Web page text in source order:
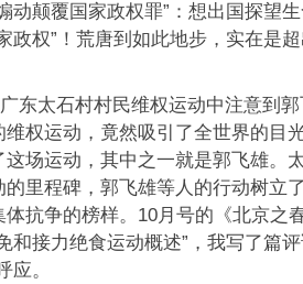
动颠覆国家政权罪”：想出国探望
政权”！荒唐到如此地步，实在是
东太石村村民维权运动中注意到
权运动，竟然吸引了全世界的目
场运动，其中之一就是郭飞雄。
里程碑，郭飞雄等人的行动树立
抗争的榜样。10月号的《北京之
和接力绝食运动概述”，我写了篇
应。